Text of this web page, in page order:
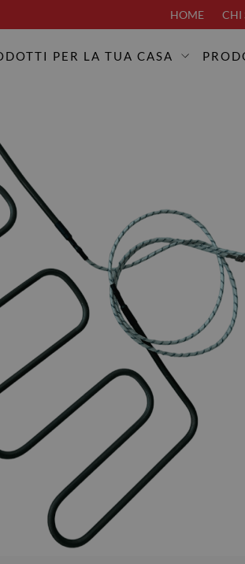
HOME CHI
PER LA TUA CASA